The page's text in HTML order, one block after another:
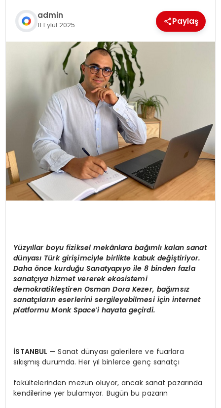
admin
11 Eylül 2025 Paylaş
Yüzyıllar boyu fiziksel mekânlara bağımlı kalan sanat
dünyası Türk girişimciyle birlikte kabuk değiştiriyor.
Daha önce kurduğu Sanatyapıyo ile 8 binden fazla
sanatçıya hizmet vererek ekosistemi
demokratikleştiren Osman Dora Kezer, bağımsız
sanatçıların eserlerini sergileyebilmesi için internet
platformu Monk Space’i hayata geçirdi.
İSTANBUL —Sanat dünyası galerilere ve fuarlara
sıkışmış durumda. Her yıl binlerce genç sanatçı
fakültelerinden mezun oluyor, ancak sanat pazarında
kendilerine yer bulamıyor. Bugün bu pazarın